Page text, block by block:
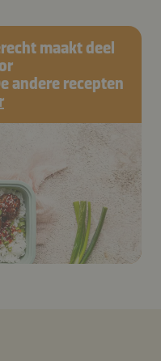
maakt deel
andere recepten